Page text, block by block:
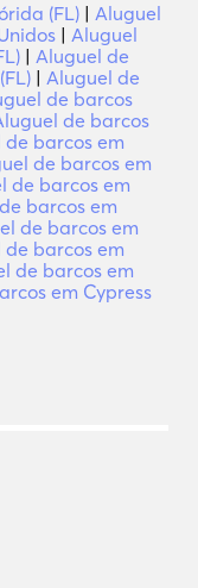
(FL) | Aluguel
| Aluguel
| Aluguel de
| Aluguel de
de barcos
de barcos
barcos em
de barcos em
de barcos em
barcos em
de barcos em
barcos em
de barcos em
em Cypress